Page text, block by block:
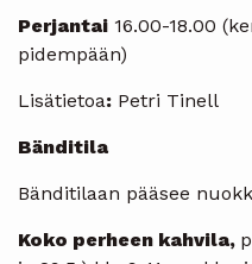
Perjantai 16.00-18.00
pidempään)
Lisätietoa: Petri Tinell
Bänditila
Bänditilaan pääsee
Koko perheen kahvila,